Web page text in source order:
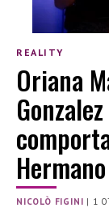
REALITY
Oriana
Hermano
NICOLÒ FIGINI | 1